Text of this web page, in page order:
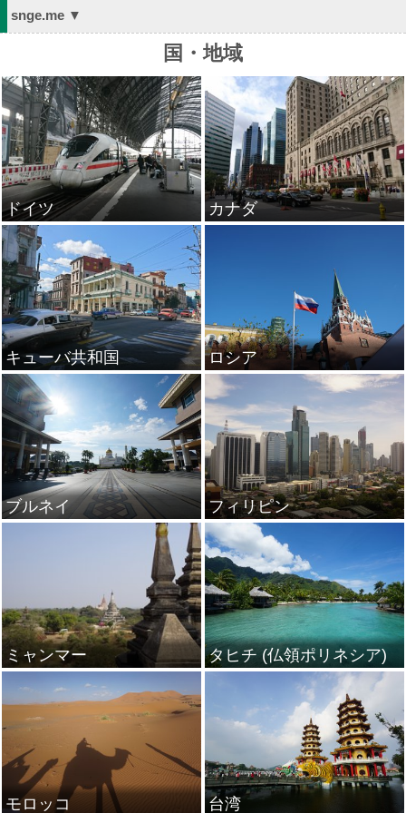
snge.me ▼
国・地域
ドイツ カナダ
キューバ共和国 ロシア
ブルネイ フィリピン
ミャンマー タヒチ (仏領ポリネシア)
モロッコ 台湾